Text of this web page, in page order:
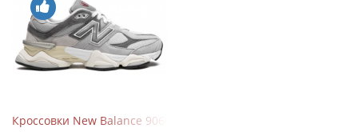
Кроссовки New Balance 9060 Rain Cloud Grey